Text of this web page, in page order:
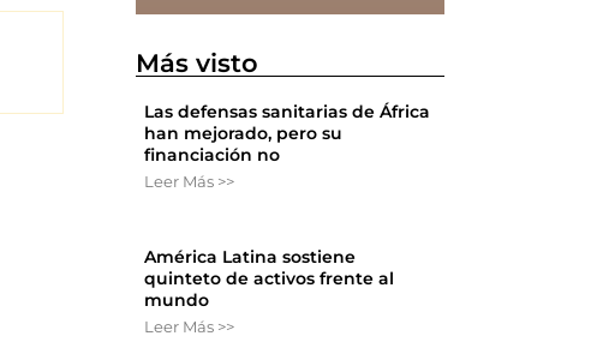
Más visto
Las defensas sanitarias de África
han mejorado, pero su
financiación no
Leer Más >>
América Latina sostiene
quinteto de activos frente al
mundo
Leer Más >>